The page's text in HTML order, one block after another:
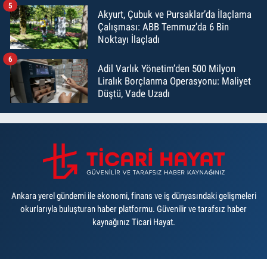
Akyurt, Çubuk ve Pursaklar’da İlaçlama
Çalışması: ABB Temmuz’da 6 Bin
Noktayı İlaçladı
5
Adil Varlık Yönetim’den 500 Milyon
Liralık Borçlanma Operasyonu: Maliyet
Düştü, Vade Uzadı
6
Ankara yerel gündemi ile ekonomi, finans ve iş dünyasındaki gelişmeleri
okurlarıyla buluşturan haber platformu. Güvenilir ve tarafsız haber
kaynağınız Ticari Hayat.